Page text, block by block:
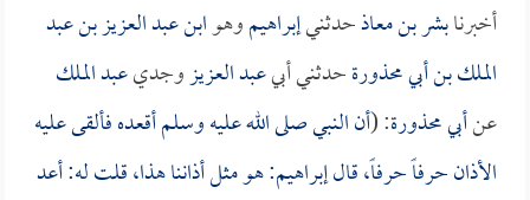
أخبرنابشر بن معاذحدثنيإبراهيموهوابن عبد العزيز بن عبد
الملك بن أبي محذورةحدثني أبيعبد العزيزوجديعبد الملك
عنأبي محذورة: (أن النبي صلى الله عليه وسلم أقعده فألقى عليه
الأذان حرفاً حرفاً، قالإبراهيم: هو مثل أذاننا هذا، قلت له: أعد